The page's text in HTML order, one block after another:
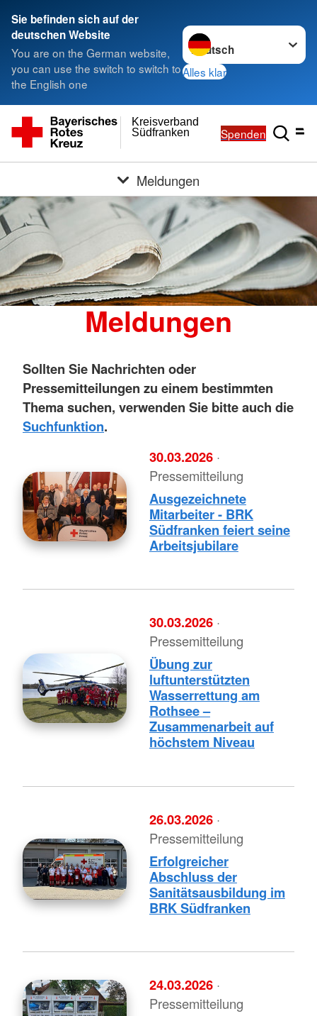
Sie befinden sich auf der
deutschen Website
You are on the German website,
you can use the switch to switch to
the English one
Sprache wechseln zu
Alles klar
Südfranken
Kreisverband
Spenden
Meldungen
Meldungen
Sollten Sie Nachrichten oder
Pressemitteilungen zu einem bestimmten
Thema suchen, verwenden Sie bitte auch die
Suchfunktion.
30.03.2026 ·
Pressemitteilung
Ausgezeichnete
Mitarbeiter - BRK
Südfranken feiert seine
Arbeitsjubilare
30.03.2026 ·
Pressemitteilung
Übung zur
luftunterstützten
Wasserrettung am
Rothsee –
Zusammenarbeit auf
höchstem Niveau
26.03.2026 ·
Pressemitteilung
Erfolgreicher
Abschluss der
Sanitätsausbildung im
BRK Südfranken
24.03.2026 ·
Pressemitteilung